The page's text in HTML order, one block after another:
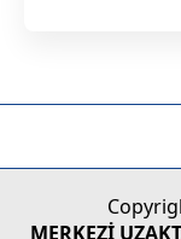
MERKEZİ